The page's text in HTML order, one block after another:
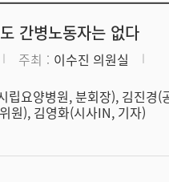
간병노동자는 없다
주최
이수진 의원실
립요양병원, 분회장), 김진경(
원), 김영화(시사IN, 기자)